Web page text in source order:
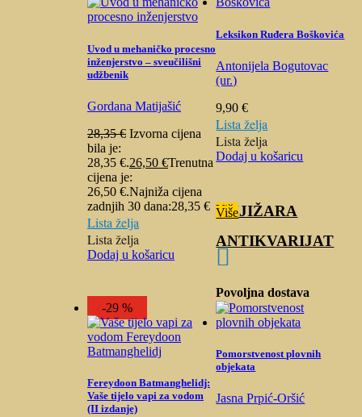
Uvod u mehaničko procesno
inženjerstvo – sveučilišni
udžbenik
Gordana Matijašić
28,35€ Izvorna cijena
bila je:
28,35 €.26,50 €Trenutna
cijena je:
26,50 €.Najniža cijena
zadnjih 30 dana:28,35 €
Lista želja
Lista želja
Dodaj u košaricu
Leksikon Ruđera Boškovića
Antonijela Bogutovac
(ur.)
9,90€
Lista želja
Lista želja
Dodaj u košaricu
-29 %
Fereydoon Batmanghelidj:
Vaše tijelo vapi za vodom
(II izdanje)
Pomorstvenost plovnih
objekata
Jasna Prpić-Oršić
KNJIŽARA
Više
ANTIKVARIJAT
Više

Povoljna dostava